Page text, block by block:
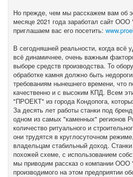
Но прежде, чем мы расскажем вам об
месяце 2021 года заработал сайт
приглашаем вас его посетить:
В сегодняшней реальности, когда всё
всё динамичнее, очень важным
выборе средств производства. То
обработке камня должно быть
требованиям нынешнего времени, что
качественно и с высоким КПД. Всем
"ПРОЕКТ" из города Кондопога,
За десять лет работы станки под
одном из самых "каменных" регионов
количество ритуального и
они трудятся в круглосуточном
владельцам стабильный доход.
похожей схеме, с использованием
мы приводим рассказ о компании ООО
производимого на этом предприятии